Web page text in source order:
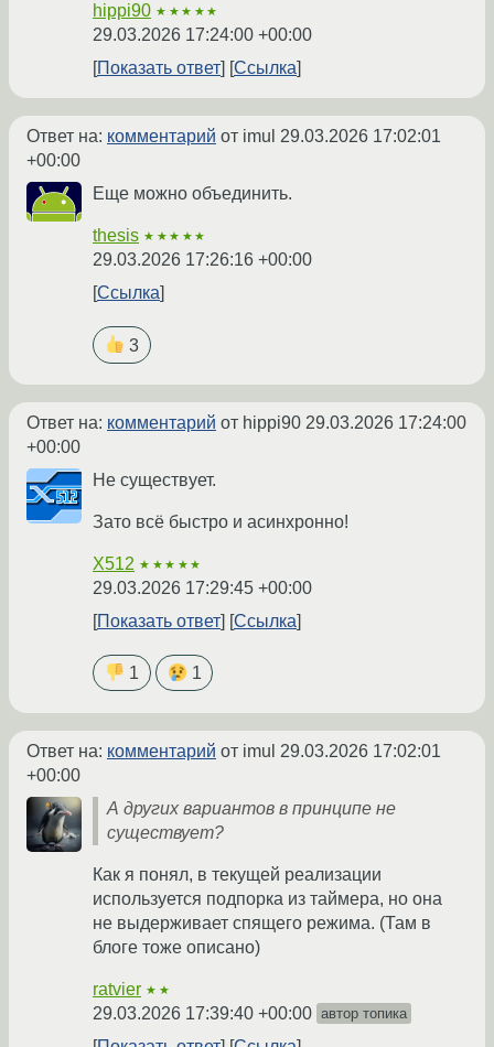
hippi90 ★★★★★
29.03.2026 17:24:00 +00:00
Показать ответ
Ссылка
Ответ на: комментарий от imul 29.03.2026 17:02:01
+00:00
Еще можно объединить.
thesis ★★★★★
29.03.2026 17:26:16 +00:00
Ссылка
3
Ответ на: комментарий от hippi90 29.03.2026 17:24:00
+00:00
Не существует.
Зато всё быстро и асинхронно!
X512 ★★★★★
29.03.2026 17:29:45 +00:00
Показать ответ
Ссылка
1 1
Ответ на: комментарий от imul 29.03.2026 17:02:01
+00:00
А других вариантов в принципе не
существует?
Как я понял, в текущей реализации
используется подпорка из таймера, но она
не выдерживает спящего режима. (Там в
блоге тоже описано)
ratvier ★★
29.03.2026 17:39:40 +00:00 автор топика